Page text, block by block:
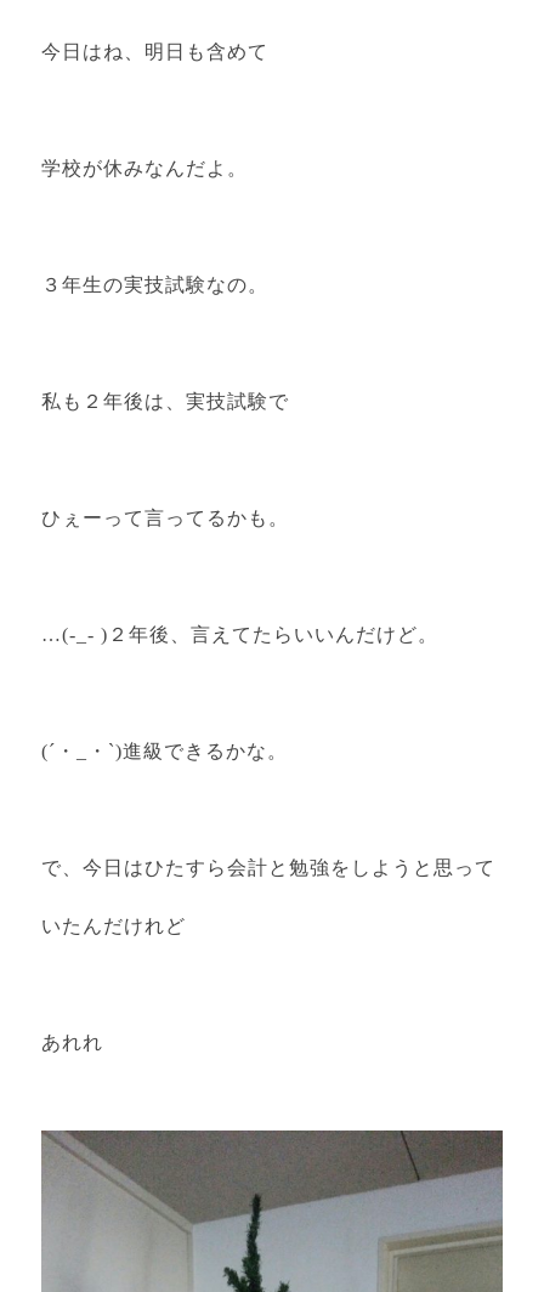
今日はね、明日も含めて
学校が休みなんだよ。
３年生の実技試験なの。
私も２年後は、実技試験で
ひぇーって言ってるかも。
…(-_- )２年後、言えてたらいいんだけど。
(´・_・`)進級できるかな。
で、今日はひたすら会計と勉強をしようと思って
いたんだけれど
あれれ